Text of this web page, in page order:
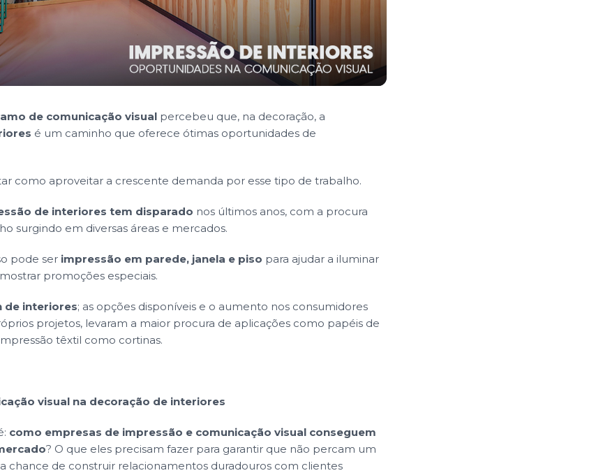
de comunicação visual percebeu que, na decoração, a
é um caminho que oferece ótimas oportunidades de
como aproveitar a crescente demanda por esse tipo de trabalho.
de interiores tem disparado nos últimos anos, com a procura
surgindo em diversas áreas e mercados.
pode ser impressão em parede, janela e piso para ajudar a iluminar
promoções especiais.
de interiores; as opções disponíveis e o aumento nos consumidores
projetos, levaram a maior procura de aplicações como papéis de
têxtil como cortinas.
visual na decoração de interiores
como empresas de impressão e comunicação visual conseguem
? O que eles precisam fazer para garantir que não percam um
chance de construir relacionamentos duradouros com clientes